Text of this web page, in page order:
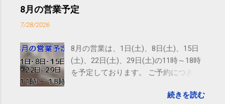
ンディショニング(@SPCstyle) - Twilog To stop
Email delivery powered by Google Google Inc., 1600
Amphitheatre Parkway, Mountain View, CA 94043,
United States
8月の営業予定
7/28/2026
8月の営業は、1日(土)、8日(土)、15日
(土)、22日(土)、29日(土)の11時～18時
を予定しております。 ご予約につきま
す。 電話に出られないことがあります
続きを読む